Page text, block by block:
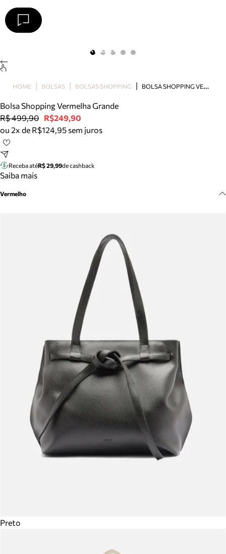
Papete
Scarpin
Mocassim
Bolsa
Tênis
Mule
Acompanhe seus pedidos e solicite devoluções.
Arezzo
HOME BOLSAS BOLSAS SHOPPING B
OLSA SHOPPING VERMELHA GRANDE
Bolsa Shopping Vermelha Grande
R$ 499,90 R$249,90
ou 2x de R$124,95 sem juros
Receba atéR$ 29,99de cashback
Saiba mais
Vermelho
Preto